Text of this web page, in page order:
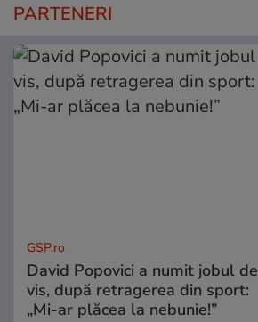
PARTENERI
GSP.ro
David Popovici a numit jobul de
vis, după retragerea din sport:
„Mi-ar plăcea la nebunie!”